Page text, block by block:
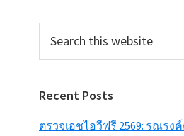
this
Recent Posts
ตรวจเอชไอวีฟรี 2569: รณรงค์